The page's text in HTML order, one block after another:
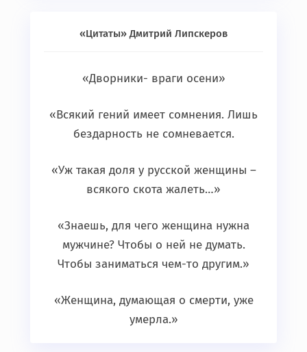
«Цитаты» Дмитрий Липскеров
«Дворники- враги осени»
«Всякий гений имеет сомнения. Лишь
бездарность не сомневается.
«Уж такая доля у русской женщины –
всякого скота жалеть…»
«Знаешь, для чего женщина нужна
мужчине? Чтобы о ней не думать.
Чтобы заниматься чем-то другим.»
«Женщина, думающая о смерти, уже
умерла.»